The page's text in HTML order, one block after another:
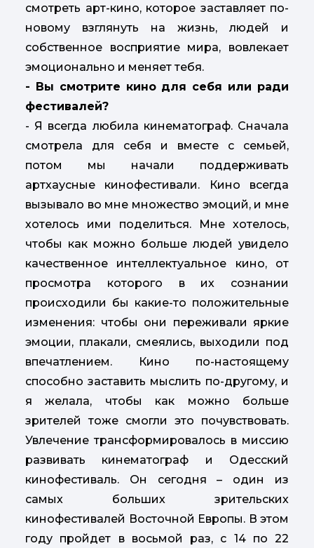
смотреть арт-кино, которое заставляет по-
новому взглянуть на жизнь, людей и
собственное восприятие мира, вовлекает
эмоционально и меняет тебя.
- Вы смотрите кино для себя или ради
фестивалей?
- Я всегда любила кинематограф. Сначала
смотрела для себя и вместе с семьей,
потом мы начали поддерживать
артхаусные кинофестивали. Кино всегда
вызывало во мне множество эмоций, и мне
хотелось ими поделиться. Мне хотелось,
чтобы как можно больше людей увидело
качественное интеллектуальное кино, от
просмотра которого в их сознании
происходили бы какие-то положительные
изменения: чтобы они переживали яркие
эмоции, плакали, смеялись, выходили под
впечатлением. Кино по-настоящему
способно заставить мыслить по-другому, и
я желала, чтобы как можно больше
зрителей тоже смогли это почувствовать.
Увлечение трансформировалось в миссию
развивать кинематограф и Одесский
кинофестиваль. Он сегодня – один из
самых больших зрительских
кинофестивалей Восточной Европы. В этом
году пройдет в восьмой раз, с 14 по 22